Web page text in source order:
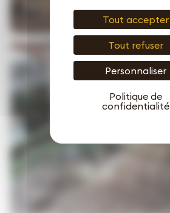
Tout accepter
Tout refuser
Personnaliser
Politique de
confidentialité